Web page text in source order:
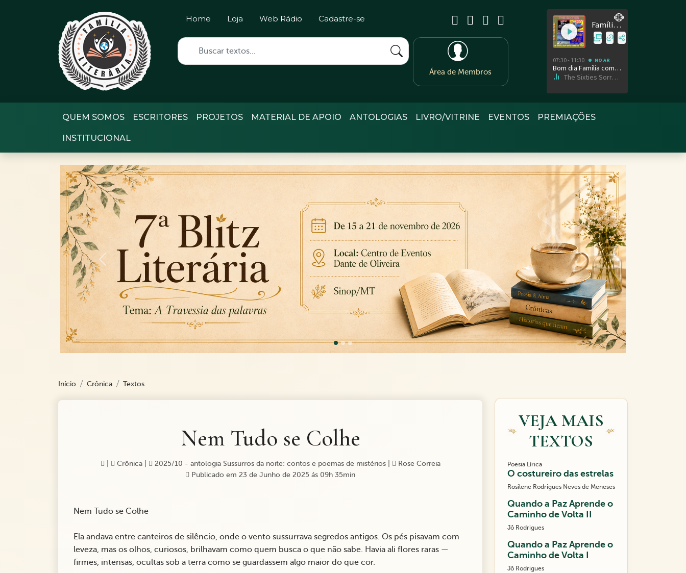
Home Loja Web Rádio Cadastre-se
Área de Membros
QUEM SOMOS ESCRITORES PROJETOS MATERIAL DE APOIO ANTOLOGIAS LIVRO/VITRINE EVENTOS PREMIAÇÕES
INSTITUCIONAL
Previous Next
Início Crônica Textos
Nem Tudo se Colhe
Crônica| 2025/10 - antologia Sussurros da noite: contos e poemas de mistérios|
Rose Correia
Publicado em 23 de Junho de 2025 ás 09h 35min
Nem Tudo se Colhe
Ela andava entre canteiros de silêncio, onde o vento sussurrava segredos antigos. Os pés pisavam com
leveza, mas os olhos, curiosos, brilhavam como quem busca o que não sabe. Havia ali flores raras —
firmes, intensas, ocultas sob a terra como se guardassem algo maior do que cor.
VEJA MAIS
TEXTOS
Poesia Lírica
O costureiro das estrelas
Rosilene Rodrigues Neves de Meneses
Quando a Paz Aprende o
Caminho de Volta II
Jô Rodrigues
Quando a Paz Aprende o
Caminho de Volta I
Jô Rodrigues